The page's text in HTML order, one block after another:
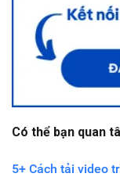
Có thể bạn quan
5+ Cách tải video